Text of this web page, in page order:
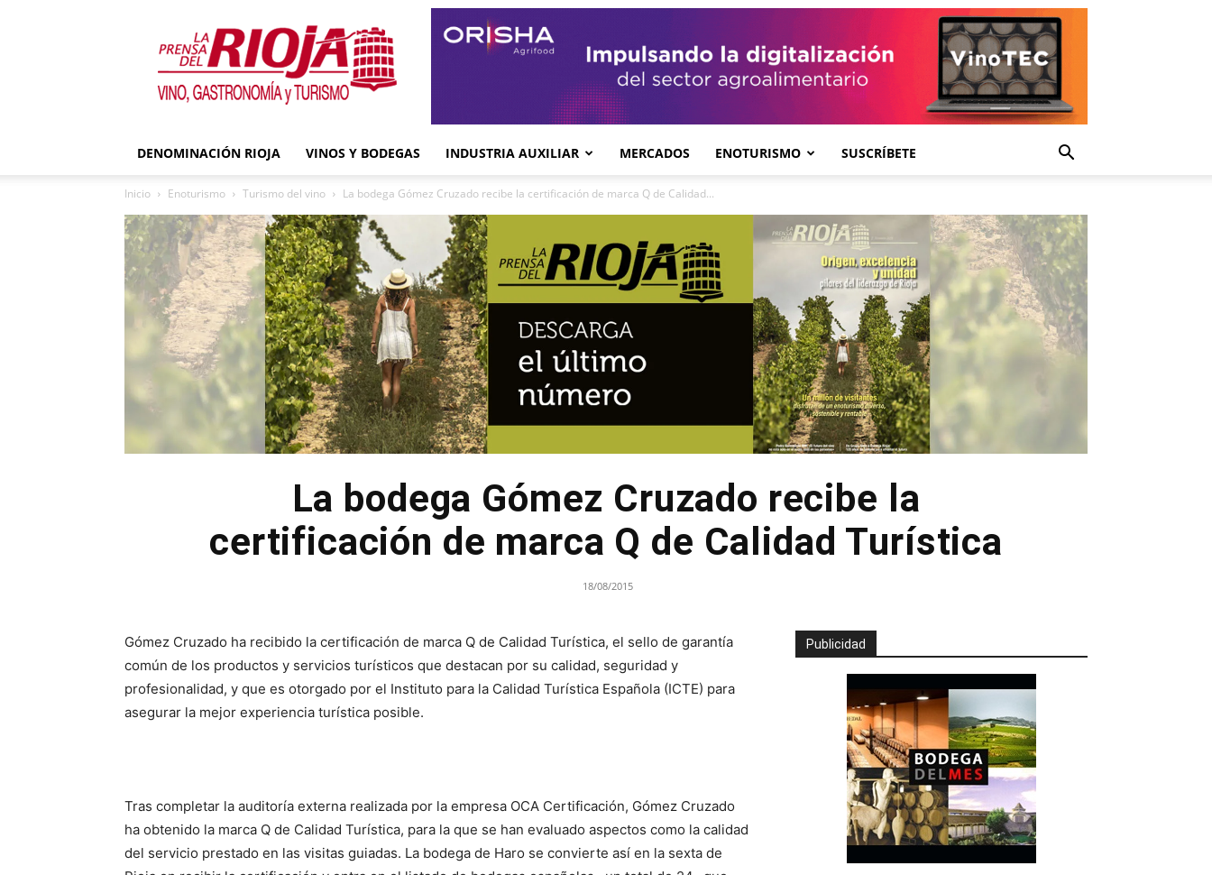
La
Prensa
del
Rioja
DENOMINACIÓN RIOJA VINOS Y BODEGAS INDUSTRIA AUXILIAR MERCADOS ENOTURISMO SUSCRÍBETE
Inicio Enoturismo Turismo del vino La bodega Gómez Cruzado recibe la certificación de marca Q de Calidad...
La bodega Gómez Cruzado recibe la
certificación de marca Q de Calidad Turística
18/08/2015
Gómez Cruzado ha recibido la certificación de marca Q de Calidad Turística, el sello de garantía
común de los productos y servicios turísticos que destacan por su calidad, seguridad y
profesionalidad, y que es otorgado por el Instituto para la Calidad Turística Española (ICTE) para
asegurar la mejor experiencia turística posible.
Tras completar la auditoría externa realizada por la empresa OCA Certificación, Gómez Cruzado
ha obtenido la marca Q de Calidad Turística, para la que se han evaluado aspectos como la calidad
del servicio prestado en las visitas guiadas. La bodega de Haro se convierte así en la sexta de
Publicidad